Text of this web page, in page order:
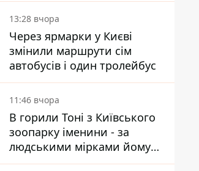
13:28 вчора
Через ярмарки у Києві
змінили маршрути сім
автобусів і один тролейбус
11:46 вчора
В горили Тоні з Київського
зоопарку іменини - за
людськими мірками йому
вже понад 90 років